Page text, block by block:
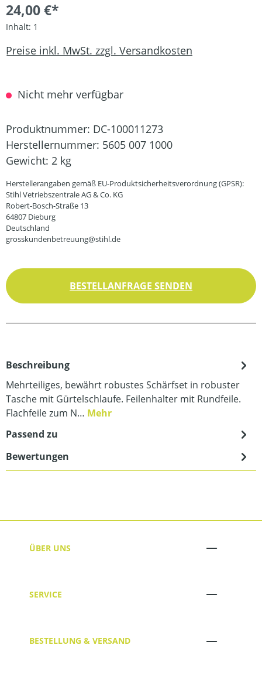
24,00 €*
Inhalt: 1
Preise inkl. MwSt. zzgl. Versandkosten
Nicht mehr verfügbar
Produktnummer: DC-100011273
Herstellernummer: 5605 007 1000
Gewicht: 2 kg
Herstellerangaben gemäß EU-Produktsicherheitsverordnung (GPSR):
Stihl Vetriebszentrale AG & Co. KG
Robert-Bosch-Straße 13
64807 Dieburg
Deutschland
grosskundenbetreuung@stihl.de
BESTELLANFRAGE SENDEN
Beschreibung
Mehrteiliges, bewährt robustes Schärfset in robuster
Tasche mit Gürtelschlaufe. Feilenhalter mit Rundfeile.
Flachfeile zum N… Mehr
Passend zu
Bewertungen
ÜBER UNS
SERVICE
BESTELLUNG & VERSAND